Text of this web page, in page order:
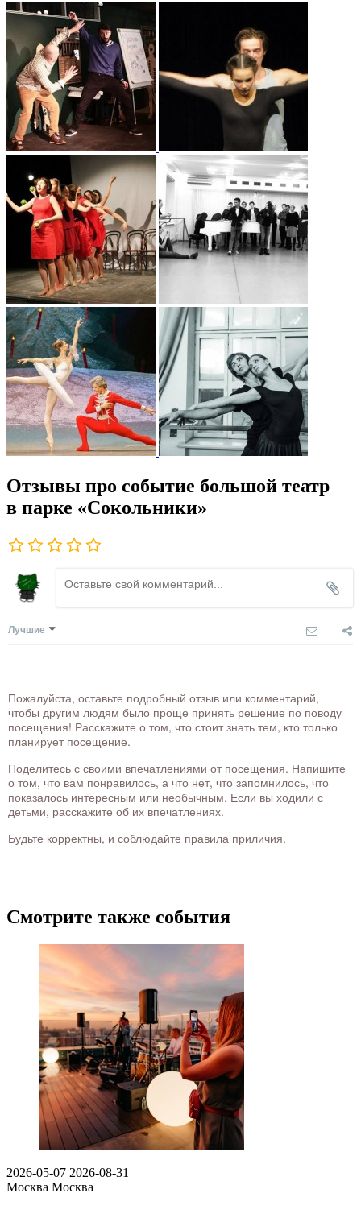
Отзывы про событие большой театр
в парке «Сокольники»
Лучшие
Пожалуйста, оставьте подробный отзыв или комментарий,
чтобы другим людям было проще принять решение по поводу
посещения! Расскажите о том, что стоит знать тем, кто только
планирует посещение.
Поделитесь с своими впечатлениями от посещения. Напишите
о том, что вам понравилось, а что нет, что запомнилось, что
показалось интересным или необычным. Если вы ходили с
детьми, расскажите об их впечатлениях.
Будьте корректны, и соблюдайте правила приличия.
Смотрите также события
2026-05-07 2026-08-31
Москва Москва